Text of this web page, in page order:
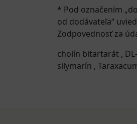
* Pod označením
od dodávateľa“
Zodpovednosť za
cholín bitartarát ,
silymarín ,